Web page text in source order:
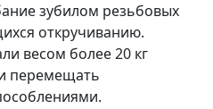
зубилом резьбовых
откручиванию.
весом более 20 кг
перемещать